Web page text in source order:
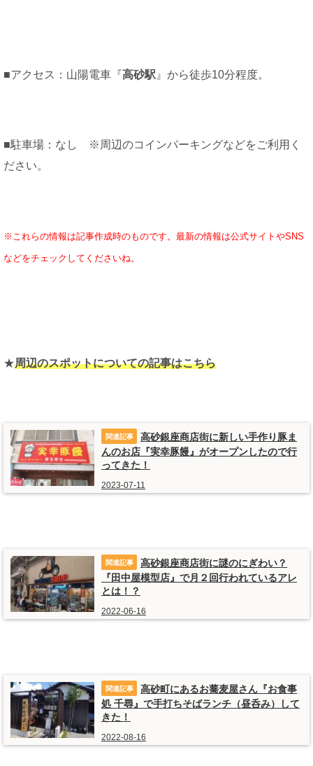
■アクセス：山陽電車『高砂駅 』から徒歩10分程度。
■駐車場：なし ※周辺のコインパーキングなどをご利用く
ださい。
※これらの情報は記事作成時のものです。最新の情報は公式サイトやSNS
などをチェックしてくださいね。
★周辺のスポットについての記事はこちら
高砂銀座商店街に新しい手作り豚ま
んのお店『実幸豚饅』がオープンしたので行
ってきた！
2023-07-11
高砂銀座商店街に謎のにぎわい？
『田中屋模型店』で月２回行われているアレ
とは！？
2022-06-16
高砂町にあるお蕎麦屋さん『お食事
処 千尋』で手打ちそばランチ（昼呑み）して
きた！
2022-08-16